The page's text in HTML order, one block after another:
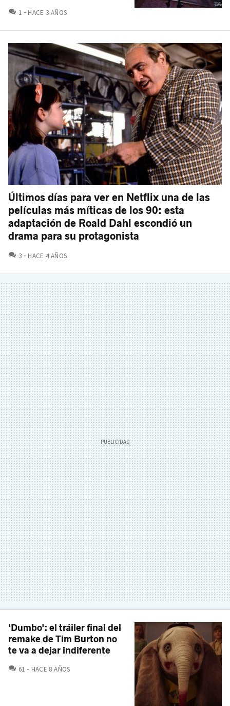
1 COMENTARIOS
HACE 3 AÑOS
Últimos días para ver en Netflix una de las
películas más míticas de los 90: esta
adaptación de Roald Dahl escondió un
drama para su protagonista
3 COMENTARIOS
HACE 4 AÑOS
'Dumbo': el tráiler final del
remake de Tim Burton no
te va a dejar indiferente
61 COMENTARIOS
HACE 8 AÑOS